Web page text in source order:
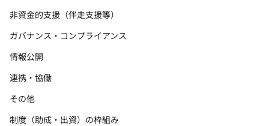
非資金的支援（伴走支援等）
ガバナンス・コンプライアンス
情報公開
連携・協働
その他
制度（助成・出資）の枠組み